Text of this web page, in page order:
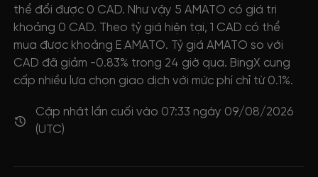
thể đổi được 0 CAD. Như vậy 5 AMATO có giá trị
khoảng 0 CAD. Theo tỷ giá hiện tại, 1 CAD có thể
mua được khoảng E AMATO. Tỷ giá AMATO so với
CAD đã giảm -0.83% trong 24 giờ qua. BingX cung
cấp nhiều lựa chọn giao dịch với mức phí chỉ từ 0.1%.
Cập nhật lần cuối vào 07:33 ngày 09/08/2026
(UTC)